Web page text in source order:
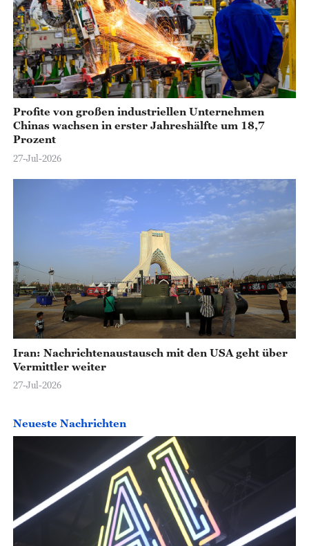
Profite von großen industriellen Unternehmen
Chinas wachsen in erster Jahreshälfte um 18,7
Prozent
27-Jul-2026
Iran: Nachrichtenaustausch mit den USA geht über
Vermittler weiter
27-Jul-2026
Neueste Nachrichten